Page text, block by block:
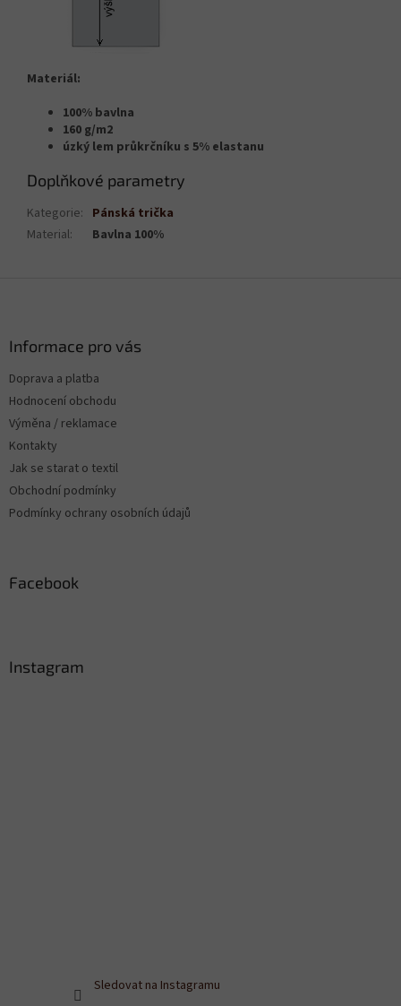
Materiál:
100% bavlna
160 g/m2
úzký lem průkrčníku s 5% elastanu
Doplňkové parametry
Kategorie: Pánská trička
Material: Bavlna 100%
Informace pro vás
Doprava a platba
Hodnocení obchodu
Výměna / reklamace
Kontakty
Jak se starat o textil
Obchodní podmínky
Podmínky ochrany osobních údajů
Facebook
Instagram
Sledovat na Instagramu